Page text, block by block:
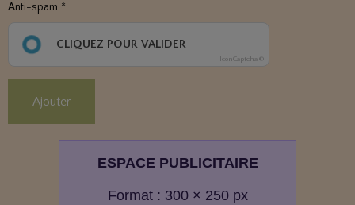
Anti-spam
CLIQUEZ POUR VALIDER
IconCaptcha ©
Ajouter
ESPACE PUBLICITAIRE
Format : 300 × 250 px